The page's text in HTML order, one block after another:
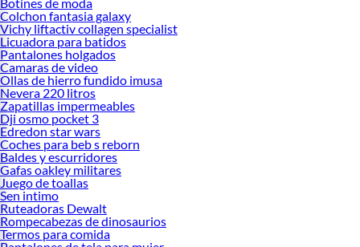
Colchon fantasia galaxy
Vichy liftactiv collagen specialist
Licuadora para batidos
Pantalones holgados
Camaras de video
Ollas de hierro fundido imusa
Nevera 220 litros
Zapatillas impermeables
Dji osmo pocket 3
Edredon star wars
Coches para beb s reborn
Baldes y escurridores
Gafas oakley militares
Juego de toallas
Sen intimo
Ruteadoras Dewalt
Rompecabezas de dinosaurios
Termos para comida